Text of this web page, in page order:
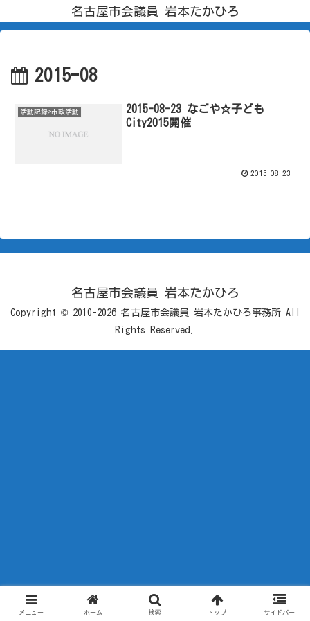
名古屋市会議員 岩本たかひろ
2015-08
活動記録>市政活動
2015-08-23 なごや☆子ども
City2015開催
2015.08.23
名古屋市会議員 岩本たかひろ
Copyright © 2010-2026 名古屋市会議員 岩本たかひろ事務所 All
Rights Reserved.
メニュー ホーム 検索 トップ サイドバー